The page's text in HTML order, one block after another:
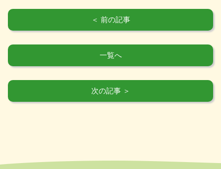
＜ 前の記事
一覧へ
次の記事 ＞